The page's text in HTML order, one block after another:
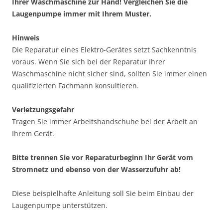
Laugenpumpe immer mit Ihrem Muster.
Hinweis
Die Reparatur eines Elektro-Gerätes setzt Sachkenntnis
voraus. Wenn Sie sich bei der Reparatur Ihrer
Waschmaschine nicht sicher sind, sollten Sie immer einen
qualifizierten Fachmann konsultieren.
Verletzungsgefahr
Tragen Sie immer Arbeitshandschuhe bei der Arbeit an
Ihrem Gerät.
Bitte trennen Sie vor Reparaturbeginn Ihr Gerät vom
Stromnetz und ebenso von der Wasserzufuhr ab!
Diese beispielhafte Anleitung soll Sie beim Einbau der
Laugenpumpe unterstützen.